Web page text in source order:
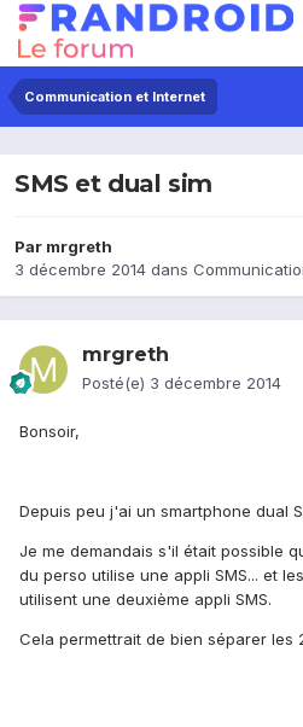
Communication et Internet
SMS et dual sim
Par mrgreth
3 décembre 2014 dans
mrgreth
Posté(e) 3 décembre 2014
Bonsoir,
Depuis peu j'ai un smartphone dual
Je me demandais s'il était possible
du perso utilise une appli SMS... et
utilisent une deuxième appli SMS.
Cela permettrait de bien séparer les